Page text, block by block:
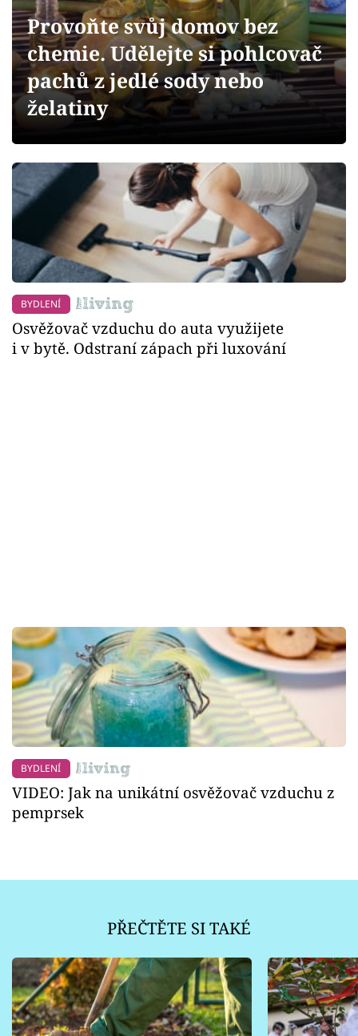
Přihlášení
Sledujte nás
Provoňte svůj domov bez
chemie. Udělejte si pohlcovač
pachů z jedlé sody nebo
želatiny
BYDLENÍ
Osvěžovač vzduchu do auta využijete
i v bytě. Odstraní zápach při luxování
BYDLENÍ
VIDEO: Jak na unikátní osvěžovač vzduchu z
pemprsek
PŘEČTĚTE SI TAKÉ